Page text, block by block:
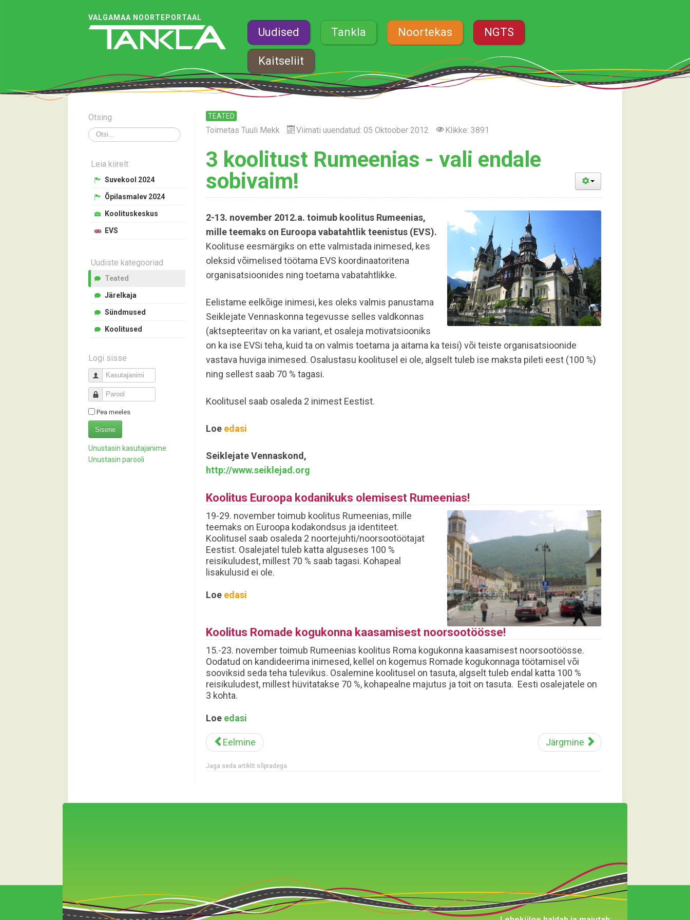
VALGAMAA NOORTEPORTAAL
Uudised Tankla Noortekas NGTS
Kaitseliit
Otsing
Otsi
Leia kiirelt
Suvekool 2024
Õpilasmalev 2024
Koolituskeskus
EVS
Uudiste kategooriad
Teated
Järelkaja
Sündmused
Koolitused
Logi sisse
Kasutajanimi
Parool
Pea meeles
Sisene
Unustasin kasutajanime
Unustasin parooli
TEATED
Toimetas Tuuli Mekk Viimati uuendatud: 05 Oktoober 2012 Klikke: 3891
3 koolitust Rumeenias - vali endale
sobivaim!
2-13. november 2012.a. toimub koolitus Rumeenias,
mille teemaks on Euroopa vabatahtlik teenistus (EVS).
Koolituse eesmärgiks on ette valmistada inimesed, kes
oleksid võimelised töötama EVS koordinaatoritena
organisatsioonides ning toetama vabatahtlikke.
Eelistame eelkõige inimesi, kes oleks valmis panustama
Seiklejate Vennaskonna tegevusse selles valdkonnas
(aktsepteeritav on ka variant, et osaleja motivatsiooniks
on ka ise EVSi teha, kuid ta on valmis toetama ja aitama ka teisi) või teiste organisatsioonide
vastava huviga inimesed. Osalustasu koolitusel ei ole, algselt tuleb ise maksta pileti eest (100 %)
ning sellest saab 70 % tagasi.
Koolitusel saab osaleda 2 inimest Eestist.
Loe edasi
Seiklejate Vennaskond,
http://www.seiklejad.org
Koolitus Euroopa kodanikuks olemisest Rumeenias!
19-29. november toimub koolitus Rumeenias, mille
teemaks on Euroopa kodakondsus ja identiteet.
Koolitusel saab osaleda 2 noortejuhti/noorsootöötajat
Eestist. Osalejatel tuleb katta alguseses 100 %
reisikuludest, millest 70 % saab tagasi. Kohapeal
lisakulusid ei ole.
Loe edasi
Koolitus Romade kogukonna kaasamisest noorsootöösse!
15.-23. november toimub Rumeenias koolitus Roma kogukonna kaasamisest noorsootöösse.
Oodatud on kandideerima inimesed, kellel on kogemus Romade kogukonnaga töötamisel või
sooviksid seda teha tulevikus. Osalemine koolitusel on tasuta, algselt tuleb endal katta 100 %
reisikuludest, millest hüvitatakse 70 %, kohapealne majutus ja toit on tasuta. Eesti osalejatele on
3 kohta.
Loe edasi
Eelmine Järgmine
Jaga seda artiklit sõpradega